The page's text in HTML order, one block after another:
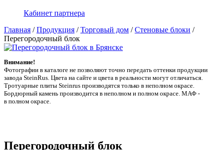
Кабинет партнера
Главная /Продукция /Торговый дом /Стеновые блоки /
Перегородочный блок
Внимание!
Фотографии в каталоге не позволяют точно передать оттенки продукции
заводa SteinRus. Цвета на сайте и цвета в реальности могут отличаться.
Тротуарные плиты Steinrus производятся только в неполном окрасе.
Бордюрный камень производится в неполном и полном окрасе. МАФ -
в полном окрасе.
Перегородочный блок